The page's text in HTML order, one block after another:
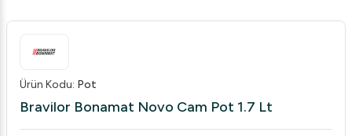
Ürün Kodu: Pot
Bravilor Bonamat Novo Cam Pot 1.7 Lt